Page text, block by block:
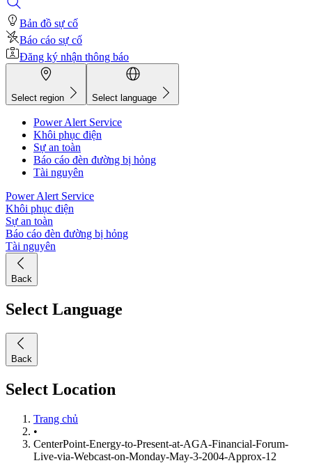
Bản đồ sự cố
Báo cáo sự cố
Đăng ký nhận thông báo
Select region Select language
Power Alert Service
Khôi phục điện
Sự an toàn
Báo cáo đèn đường bị hỏng
Tài nguyên
Power Alert Service
Khôi phục điện
Sự an toàn
Báo cáo đèn đường bị hỏng
Tài nguyên
Back
Select Language
Back
Select Location
Trang chủ
•
CenterPoint-Energy-to-Present-at-AGA-Financial-Forum-
Live-via-Webcast-on-Monday-May-3-2004-Approx-12